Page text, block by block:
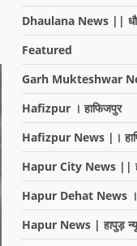
Dhaulana News ||
Featured
Garh Mukteshwar
Hafizpur । हाफिजपुर
Hafizpur News |।
Hapur City News ||
Hapur Dehat News ।
Hapur News | हापुड़